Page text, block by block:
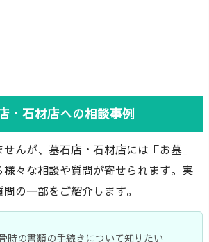
・石材店への相談事例
んが、墓石店・石材店には「お墓」
々な相談や質問が寄せられます。実
の一部をご紹介します。
時の書類の手続きについて知りたい